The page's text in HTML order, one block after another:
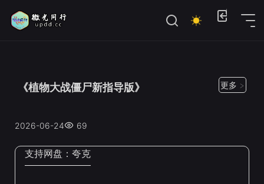
《植物大战僵尸新指导版》 更多 >
2026-06-24 69
支持网盘： 夸克